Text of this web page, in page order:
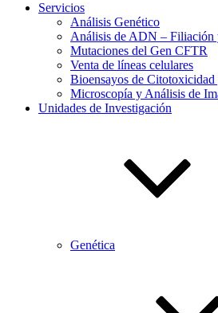
Servicios
Análisis Genético
Análisis de ADN – Filiación
Mutaciones del Gen CFTR
Venta de líneas celulares
Bioensayos de
Microscopía y Análisis de
Unidades de Investigación
Genética